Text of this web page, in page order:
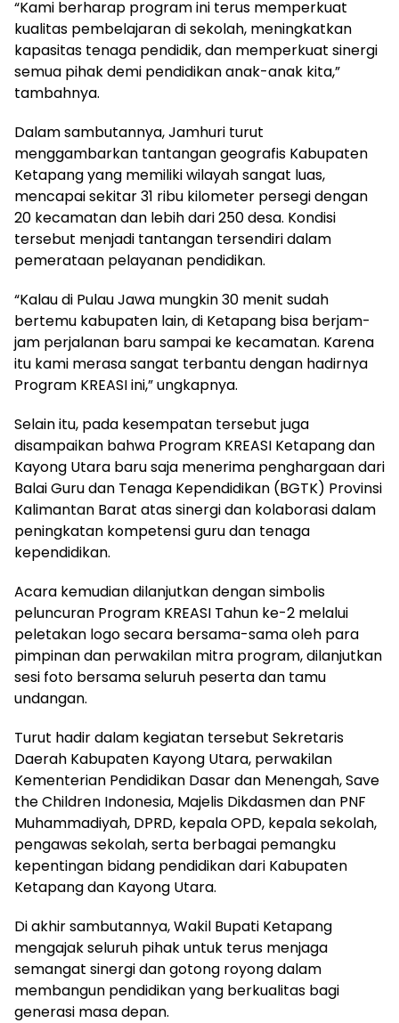
“Kami berharap program ini terus memperkuat
kualitas pembelajaran di sekolah, meningkatkan
kapasitas tenaga pendidik, dan memperkuat sinergi
semua pihak demi pendidikan anak-anak kita,”
tambahnya.
Dalam sambutannya, Jamhuri turut
menggambarkan tantangan geografis Kabupaten
Ketapang yang memiliki wilayah sangat luas,
mencapai sekitar 31 ribu kilometer persegi dengan
20 kecamatan dan lebih dari 250 desa. Kondisi
tersebut menjadi tantangan tersendiri dalam
pemerataan pelayanan pendidikan.
“Kalau di Pulau Jawa mungkin 30 menit sudah
bertemu kabupaten lain, di Ketapang bisa berjam-
jam perjalanan baru sampai ke kecamatan. Karena
itu kami merasa sangat terbantu dengan hadirnya
Program KREASI ini,” ungkapnya.
Selain itu, pada kesempatan tersebut juga
disampaikan bahwa Program KREASI Ketapang dan
Kayong Utara baru saja menerima penghargaan dari
Balai Guru dan Tenaga Kependidikan (BGTK) Provinsi
Kalimantan Barat atas sinergi dan kolaborasi dalam
peningkatan kompetensi guru dan tenaga
kependidikan.
Acara kemudian dilanjutkan dengan simbolis
peluncuran Program KREASI Tahun ke-2 melalui
peletakan logo secara bersama-sama oleh para
pimpinan dan perwakilan mitra program, dilanjutkan
sesi foto bersama seluruh peserta dan tamu
undangan.
Turut hadir dalam kegiatan tersebut Sekretaris
Daerah Kabupaten Kayong Utara, perwakilan
Kementerian Pendidikan Dasar dan Menengah, Save
the Children Indonesia, Majelis Dikdasmen dan PNF
Muhammadiyah, DPRD, kepala OPD, kepala sekolah,
pengawas sekolah, serta berbagai pemangku
kepentingan bidang pendidikan dari Kabupaten
Ketapang dan Kayong Utara.
Di akhir sambutannya, Wakil Bupati Ketapang
mengajak seluruh pihak untuk terus menjaga
semangat sinergi dan gotong royong dalam
membangun pendidikan yang berkualitas bagi
generasi masa depan.